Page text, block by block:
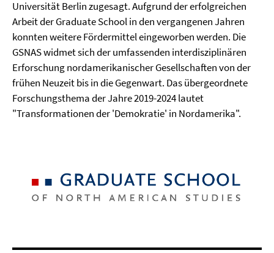
Universität Berlin zugesagt. Aufgrund der erfolgreichen
Arbeit der Graduate School in den vergangenen Jahren
konnten weitere Fördermittel eingeworben werden. Die
GSNAS widmet sich der umfassenden interdisziplinären
Erforschung nordamerikanischer Gesellschaften von der
frühen Neuzeit bis in die Gegenwart. Das übergeordnete
Forschungsthema der Jahre 2019-2024 lautet
"Transformationen der 'Demokratie' in Nordamerika".